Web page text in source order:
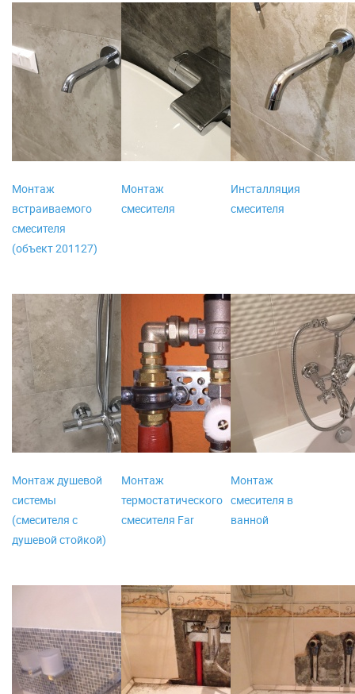
Монтаж
встраиваемого
смесителя
(объект 201127)
Монтаж
смесителя
Инсталляция
смесителя
Монтаж душевой
системы
(смесителя с
душевой стойкой)
Монтаж
термостатического
смесителя Far
Монтаж
смесителя в
ванной